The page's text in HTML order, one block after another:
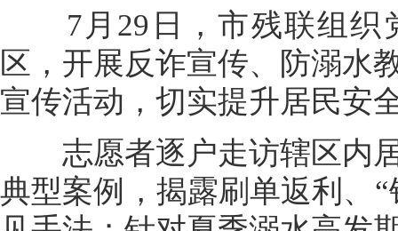
7月29日，市残联组织
区，开展反诈宣传、防溺水
宣传活动，切实提升居民安
志愿者逐户走访辖区内居
典型案例，揭露刷单返利、